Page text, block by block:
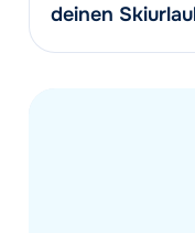
deinen